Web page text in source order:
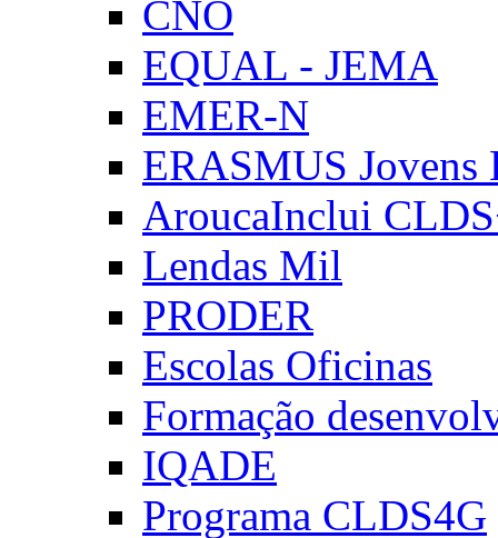
CNO
EQUAL - JEMA
EMER-N
ERASMUS Jovens
AroucaInclui
Lendas Mil
PRODER
Escolas Oficinas
Formação
IQADE
Programa CLDS4G